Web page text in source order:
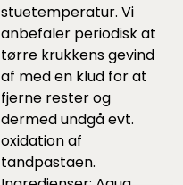
stuetemperatur. Vi
anbefaler periodisk at
tørre krukkens gevind
af med en klud for at
fjerne rester og
dermed undgå evt.
oxidation af
tandpastaen.